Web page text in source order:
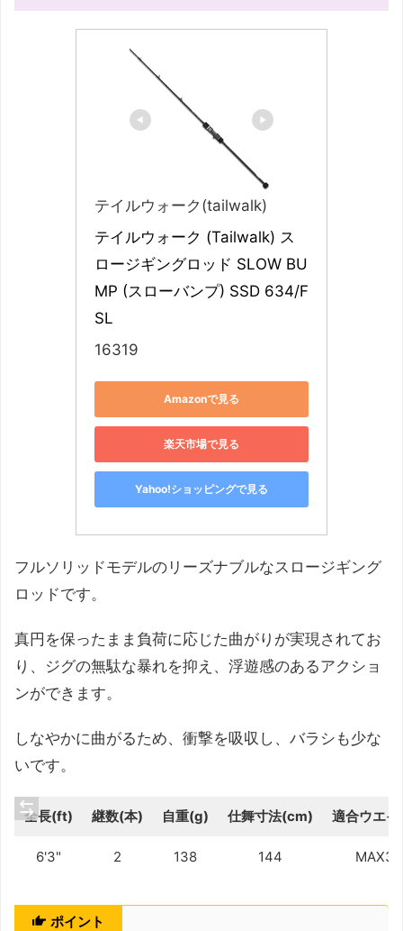
テイルウォーク(tailwalk)
テイルウォーク (Tailwalk) ス
ロージギングロッド SLOW BU
MP (スローバンプ) SSD 634/F
SL
16319
Amazonで見る
楽天市場で見る
Yahoo!ショッピングで見る
フルソリッドモデルのリーズナブルなスロージギング
ロッドです。
真円を保ったまま負荷に応じた曲がりが実現されてお
り、ジグの無駄な暴れを抑え、浮遊感のあるアクショ
ンができます。
しなやかに曲がるため、衝撃を吸収し、バラシも少な
いです。
全長(ft) 継数(本) 自重(g) 仕舞寸法(cm) 適合ウエ
6'3" 2 138 144
ポイント